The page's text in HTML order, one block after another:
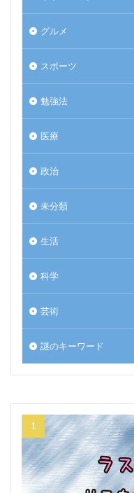
グルメ
スポーツ
勉強法
医療
政治
未分類
生活
科学
芸術
謎のキーワード